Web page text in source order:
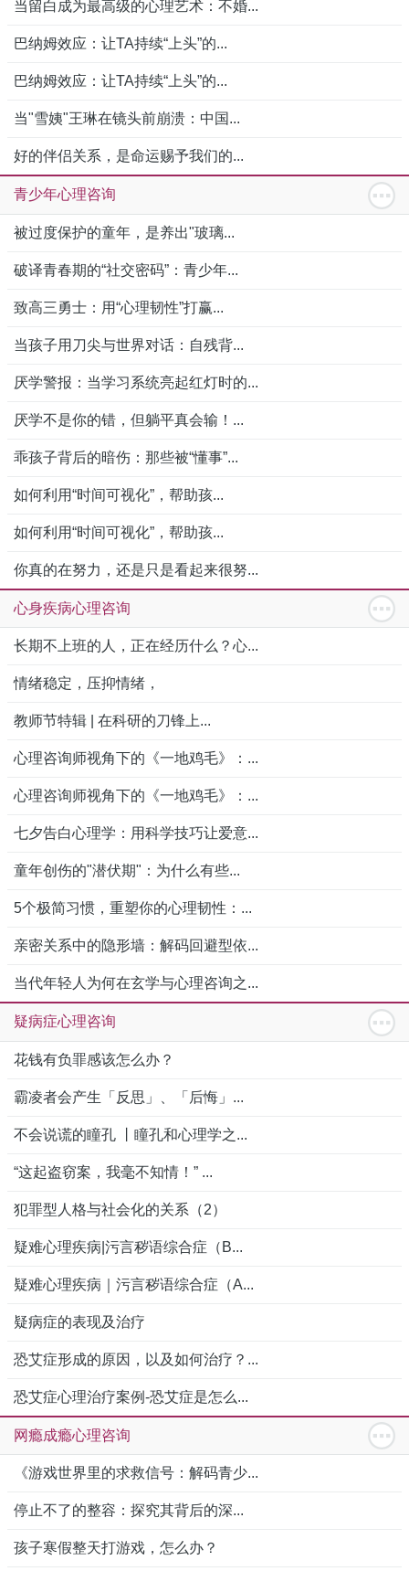
当留白成为最高级的心理艺术：不婚...
巴纳姆效应：让TA持续“上头”的...
巴纳姆效应：让TA持续“上头”的...
当"雪姨"王琳在镜头前崩溃：中国...
好的伴侣关系，是命运赐予我们的...
青少年心理咨询
被过度保护的童年，是养出"玻璃...
破译青春期的“社交密码”：青少年...
致高三勇士：用“心理韧性”打赢...
当孩子用刀尖与世界对话：自残背...
厌学警报：当学习系统亮起红灯时的...
厌学不是你的错，但躺平真会输！...
乖孩子背后的暗伤：那些被“懂事”...
如何利用“时间可视化”，帮助孩...
如何利用“时间可视化”，帮助孩...
你真的在努力，还是只是看起来很努...
心身疾病心理咨询
长期不上班的人，正在经历什么？心...
情绪稳定，压抑情绪，
教师节特辑 | 在科研的刀锋上...
心理咨询师视角下的《一地鸡毛》：...
心理咨询师视角下的《一地鸡毛》：...
七夕告白心理学：用科学技巧让爱意...
童年创伤的"潜伏期"：为什么有些...
5个极简习惯，重塑你的心理韧性：...
亲密关系中的隐形墙：解码回避型依...
当代年轻人为何在玄学与心理咨询之...
疑病症心理咨询
花钱有负罪感该怎么办？
霸凌者会产生「反思」、「后悔」...
不会说谎的瞳孔 丨瞳孔和心理学之...
“这起盗窃案，我毫不知情！” ...
犯罪型人格与社会化的关系（2）
疑难心理疾病|污言秽语综合症（B...
疑难心理疾病｜污言秽语综合症（A...
疑病症的表现及治疗
恐艾症形成的原因，以及如何治疗？...
恐艾症心理治疗案例-恐艾症是怎么...
网瘾成瘾心理咨询
《游戏世界里的求救信号：解码青少...
停止不了的整容：探究其背后的深...
孩子寒假整天打游戏，怎么办？